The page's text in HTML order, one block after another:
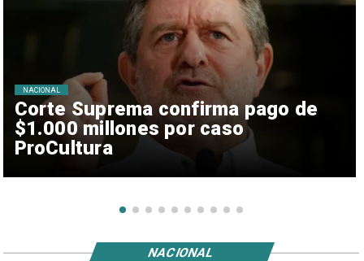
Corte Suprema confirma pago de
$1.000 millones por caso
ProCultura
NACIONAL
NACIONAL